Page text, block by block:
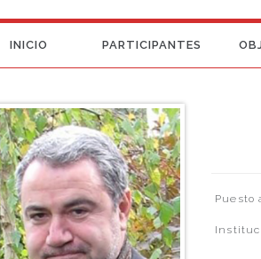
INICIO PARTICIPANTES
Puesto